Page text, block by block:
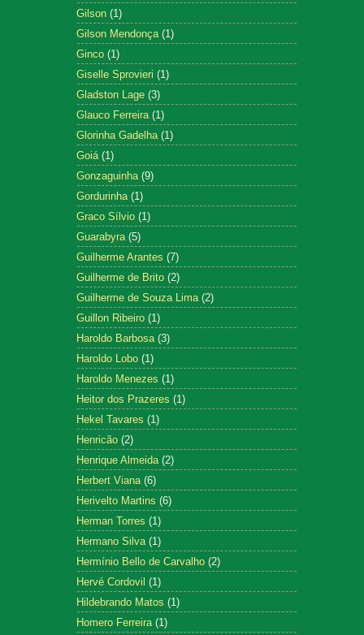
Gilson (1)
Gilson Mendonça (1)
Ginco (1)
Giselle Sprovieri (1)
Gladston Lage (3)
Glauco Ferreira (1)
Glorinha Gadelha (1)
Goiá (1)
Gonzaguinha (9)
Gordurinha (1)
Graco Sílvio (1)
Guarabyra (5)
Guilherme Arantes (7)
Guilherme de Brito (2)
Guilherme de Souza Lima (2)
Guillon Ribeiro (1)
Haroldo Barbosa (3)
Haroldo Lobo (1)
Haroldo Menezes (1)
Heitor dos Prazeres (1)
Hekel Tavares (1)
Henricão (2)
Henrique Almeida (2)
Herbert Viana (6)
Herivelto Martins (6)
Herman Torres (1)
Hermano Silva (1)
Hermínio Bello de Carvalho (2)
Hervé Cordovil (1)
Hildebrando Matos (1)
Homero Ferreira (1)